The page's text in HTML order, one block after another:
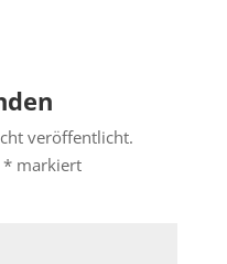
veröffentlicht.
*markiert